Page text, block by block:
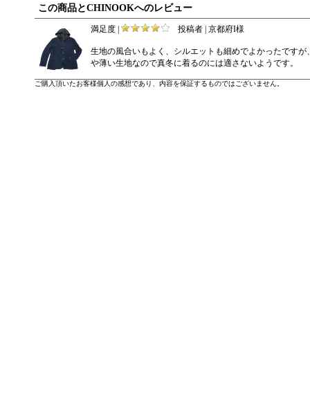
この商品とCHINOOKへのレビュー
満足度 | 投稿者 | 京都府I様
生地の風合いもよく、シルエットも細めでよかったです
や薄い生地なので真冬に着るのには適さないようです。
ご購入頂いたお客様個人の感想であり、内容を保証するものではございません。